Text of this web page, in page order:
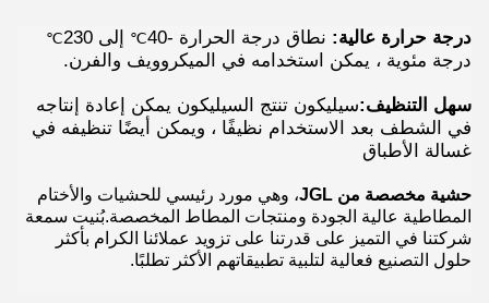
درجة حرارة عالية: نطاق درجة الحرارة -40 ℃ إلى 230 ℃
درجة مئوية ، يمكن استخدامه في الميكروويف والفرن.
سهل التنظيف:سيليكون تنتج السيليكون يمكن إعادة إنتاجه
في الشطف بعد الاستخدام نظيفًا ، ويمكن أيضًا تنظيفه في
غسالة الأطباق
حشية مخصصة من JGL
، وهي مورد رئيسي للحشيات والأختام
المطاطية عالية الجودة ومنتجات المطاط المخصصة.بُنيت سمعة
شركتنا في التميز على قدرتنا على تزويد عملائنا الكرام بأكثر
حلول التصنيع فعالية لتلبية تطبيقاتهم الأكثر تطلبًا.